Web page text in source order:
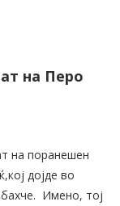
на Перо
на поранешен
дојде во
Имено, тој